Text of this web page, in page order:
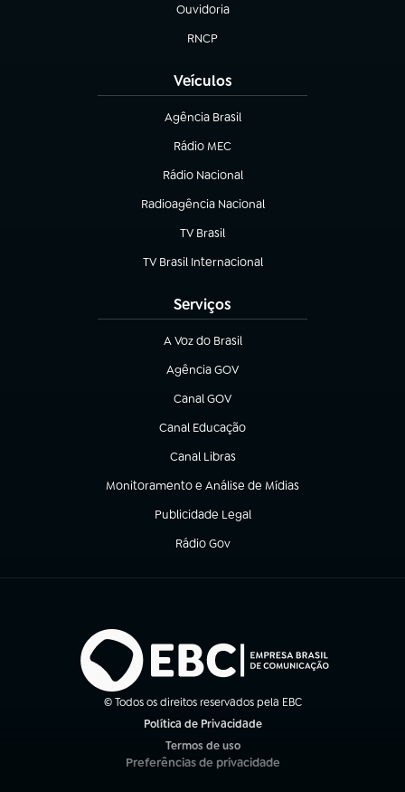
Ouvidoria
(abre em nova aba)
RNCP
(abre em nova aba)
Veículos
Agência Brasil
(abre em nova aba)
Rádio MEC
(abre em nova aba)
Rádio Nacional
Radioagência Nacional
(abre em nova aba)
TV Brasil
(abre em nova aba)
TV Brasil Internacional
(abre em nova aba)
Serviços
A Voz do Brasil
(abre em nova aba)
Agência GOV
(abre em nova aba)
Canal GOV
(abre em nova aba)
Canal Educação
(abre em nova aba)
Canal Libras
(abre em nova aba)
Monitoramento e Análise de Mídias
(abre em nova aba)
Publicidade Legal
(abre em nova aba)
Rádio Gov
(abre em nova aba)
© Todos os direitos reservados pela EBC
Política de Privacidade
Termos de uso
(abre em nova aba)
Preferências de privacidade